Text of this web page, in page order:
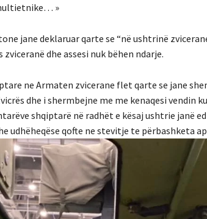
»
jane deklaruar qarte se “në ushtrinë
dhe assesi nuk bëhen ndarje.
ne Armaten zvicerane flet qarte se jane
dhe i shermbejne me me kenaqesi vendin
shqiptarë në radhët e kësaj ushtrie janë
udhëheqëse qofte ne stevitje te përbashketa